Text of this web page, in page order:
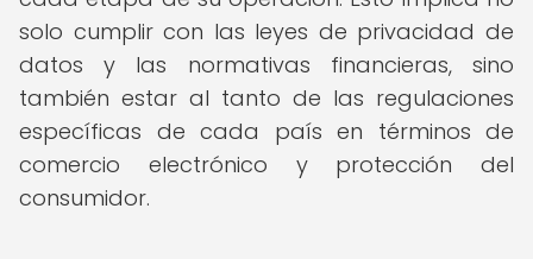
solo cumplir con las leyes de privacidad de
datos y las normativas financieras, sino
también estar al tanto de las regulaciones
específicas de cada país en términos de
comercio electrónico y protección del
consumidor.